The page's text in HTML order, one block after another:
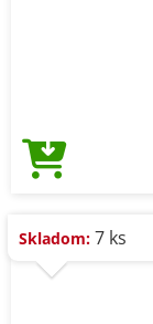
Skladom: 7 ks